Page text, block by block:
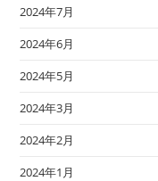
2024年7月
2024年6月
2024年5月
2024年3月
2024年2月
2024年1月